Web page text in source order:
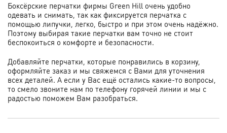
Боксёрские перчатки фирмы Green Hill очень удобно
одевать и снимать, так как фиксируется перчатка с
помощью липучки, легко, быстро и при этом очень надёжно.
Поэтому выбирая такие перчатки вам точно не стоит
беспокоиться о комфорте и безопасности.
Добавляйте перчатки, которые понравились в корзину,
оформляйте заказ и мы свяжемся с Вами для уточнения
всех деталей. А если у Вас ещё остались какие-то вопросы,
то смело звоните нам по телефону горячей линии и мы с
радостью поможем Вам разобраться.